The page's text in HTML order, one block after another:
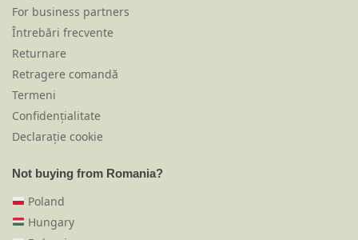
For business partners
Întrebări frecvente
Returnare
Retragere comandă
Termeni
Confidențialitate
Declarație cookie
Not buying from Romania?
Poland
Hungary